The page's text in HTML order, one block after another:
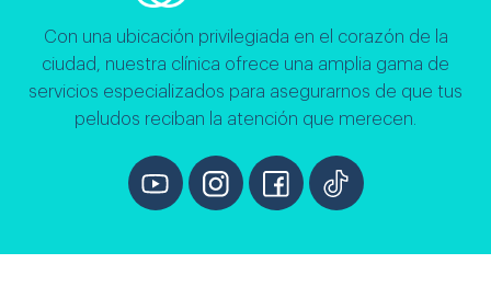
Con una ubicación privilegiada en el corazón de la
ciudad, nuestra clínica ofrece una amplia gama de
servicios especializados para asegurarnos de que tus
peludos reciban la atención que merecen.